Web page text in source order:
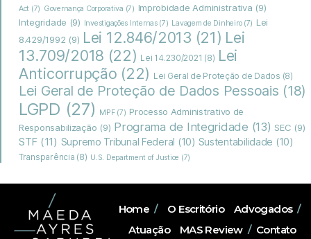
Act (7) Governança Corporativa (7) Improbidade Administrativa (9)
Integridade (9) Investigações Internas(7) Lavagem de Dinheiro(7) Lei
8.429/1992 (9) Lei 12.846/2013 (21) Lei
13.709/2018 (22) Lei 14.230/2021 (8) Lei
Anticorrupção (22) Lei Geral de Proteção de Dados (8)
Lei Geral de Proteção de Dados Pessoais (18)
LGPD (27) MPF(7) Processo Administrativo de
Responsabilização (9) Programa de Integridade (13) SEC (9)
STF (11) Supremo Tribunal Federal (10) Sustentabilidade (10)
Transparência (8) U.S. Department of Justice (7)
Home / O Escritório Advogados /
Atuação
MAS Review / Contato